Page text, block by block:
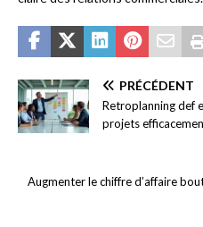
PRÉCÉDENT
Retroplanning def
projets
Augmenter le chiffre d’affaire